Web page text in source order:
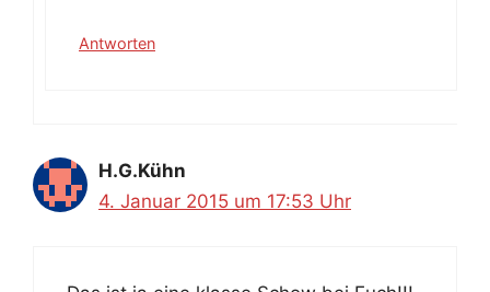
Antworten
H.G.Kühn
4. Januar 2015 um 17:53 Uhr